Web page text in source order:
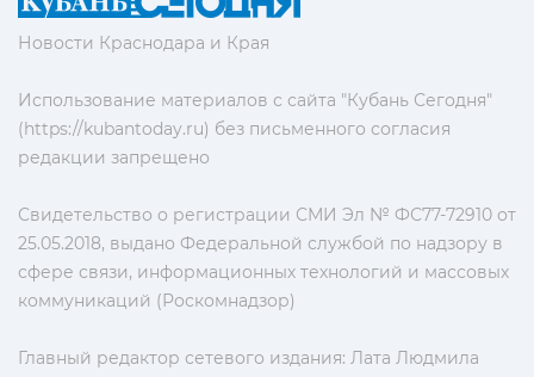
Новости Краснодара и Края
Использование материалов с сайта "Кубань Сегодня"
(https://kubantoday.ru) без письменного согласия
редакции запрещено
Свидетельство о регистрации СМИ Эл № ФС77-72910 от
25.05.2018, выдано Федеральной службой по надзору в
сфере связи, информационных технологий и массовых
коммуникаций (Роскомнадзор)
Главный редактор сетевого издания: Лата Людмила